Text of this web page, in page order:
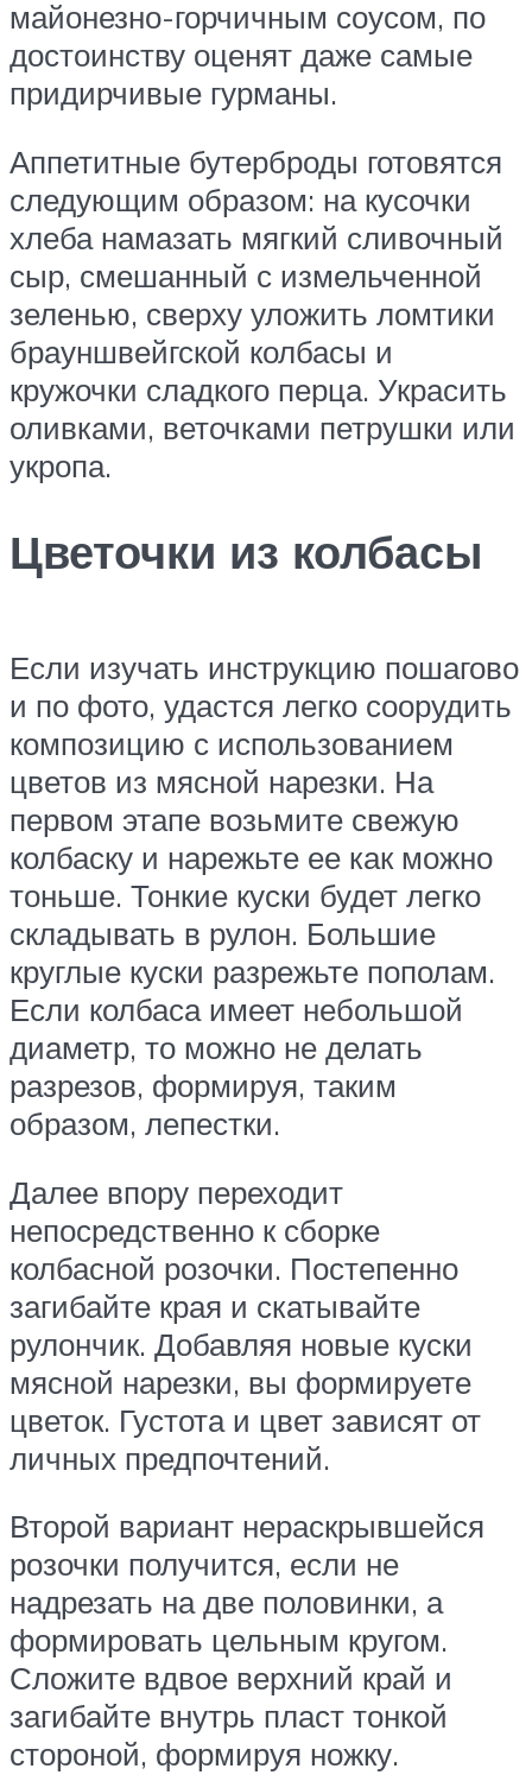
майонезно-горчичным соусом, по
достоинству оценят даже самые
придирчивые гурманы.
Аппетитные бутерброды готовятся
следующим образом: на кусочки
хлеба намазать мягкий сливочный
сыр, смешанный с измельченной
зеленью, сверху уложить ломтики
брауншвейгской колбасы и
кружочки сладкого перца. Украсить
оливками, веточками петрушки или
укропа.
Цветочки из колбасы
Если изучать инструкцию пошагово
и по фото, удастся легко соорудить
композицию с использованием
цветов из мясной нарезки. На
первом этапе возьмите свежую
колбаску и нарежьте ее как можно
тоньше. Тонкие куски будет легко
складывать в рулон. Большие
круглые куски разрежьте пополам.
Если колбаса имеет небольшой
диаметр, то можно не делать
разрезов, формируя, таким
образом, лепестки.
Далее впору переходит
непосредственно к сборке
колбасной розочки. Постепенно
загибайте края и скатывайте
рулончик. Добавляя новые куски
мясной нарезки, вы формируете
цветок. Густота и цвет зависят от
личных предпочтений.
Второй вариант нераскрывшейся
розочки получится, если не
надрезать на две половинки, а
формировать цельным кругом.
Сложите вдвое верхний край и
загибайте внутрь пласт тонкой
стороной, формируя ножку.